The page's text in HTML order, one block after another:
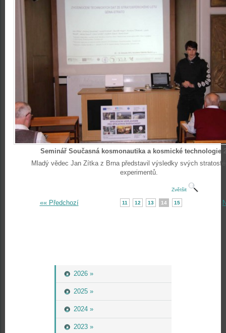
2026 »
2025 »
2024 »
2023 »
Seminář Současná kosmonautika a kosmické technologie
Mladý vědec Jan Zítka z Brna představil výsledky svých
experimentů.
Zvětšit
«« Předchozí 11 12 13 14 15